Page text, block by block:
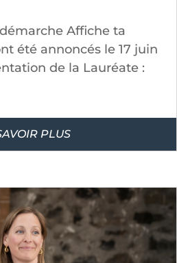
Affiche ta
été annoncés le 17 juin
de la Lauréate :
PLUS